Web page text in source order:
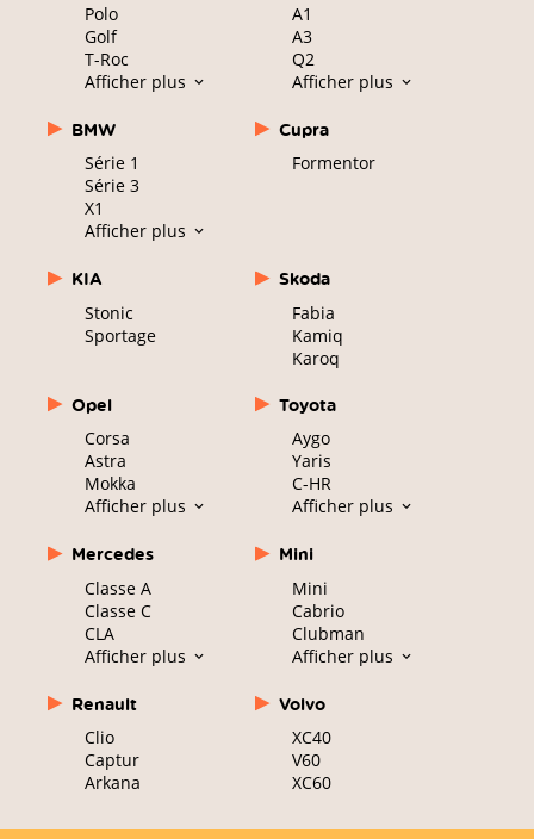
Polo
Golf
T-Roc
Afficher plus
A1
A3
Q2
Afficher plus
BMW
Série 1
Série 3
X1
Afficher plus
Cupra
Formentor
KIA
Stonic
Sportage
Skoda
Fabia
Kamiq
Karoq
Opel
Corsa
Astra
Mokka
Afficher plus
Toyota
Aygo
Yaris
C-HR
Afficher plus
Mercedes
Classe A
Classe C
CLA
Afficher plus
Mini
Mini
Cabrio
Clubman
Afficher plus
Renault
Clio
Captur
Arkana
Volvo
XC40
V60
XC60